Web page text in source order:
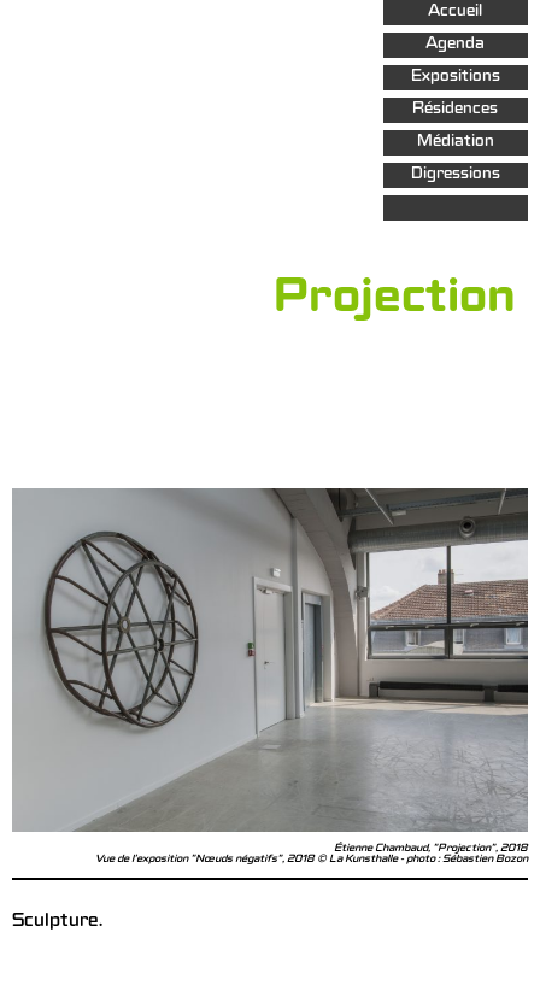
Aller au
contenu
principal
Accueil
Agenda
Expositions
Résidences
Médiation
Digressions
Projection
Étienne Chambaud, "Projection", 2018
Vue de l'exposition "Nœuds négatifs", 2018 © La Kunsthalle - photo : Sébastien Bozon
Sculpture.